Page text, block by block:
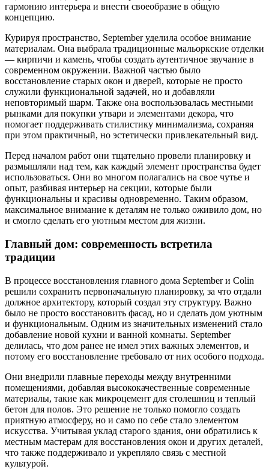
гармонию интерьера и внести своеобразие в общую
концепцию.
Курируя пространство, September уделила особое внимание
материалам. Она выбрала традиционные мальоркские отделки
— кирпичи и камень, чтобы создать аутентичное звучание в
современном окружении. Важной частью было
восстановление старых окон и дверей, которые не просто
служили функциональной задачей, но и добавляли
неповторимый шарм. Также она воспользовалась местными
рынками для покупки утвари и элементами декора, что
помогает поддерживать стилистику минимализма, сохраняя
при этом практичный, но эстетически привлекательный вид.
Перед началом работ они тщательно провели планировку и
размышляли над тем, как каждый элемент пространства будет
использоваться. Они во многом полагались на свое чутье и
опыт, разбивая интерьер на секции, которые были
функциональны и красивы одновременно. Таким образом,
максимальное внимание к деталям не только оживило дом, но
и смогло сделать его уютным местом для жизни.
Главный дом: современность встретила
традиции
В процессе восстановления главного дома September и Colin
решили сохранить первоначальную планировку, за что отдали
должное архитектору, который создал эту структуру. Важно
было не просто восстановить фасад, но и сделать дом уютным
и функциональным. Одним из значительных изменений стало
добавление новой кухни и ванной комнаты. September
делилась, что дом ранее не имел этих важных элементов, и
потому его восстановление требовало от них особого подхода.
Они внедрили плавные переходы между внутренними
помещениями, добавляя высококачественные современные
материалы, такие как микроцемент для столешниц и теплый
бетон для полов. Это решение не только помогло создать
приятную атмосферу, но и само по себе стало элементом
искусства. Учитывая уклад старого здания, они обратились к
местным мастерам для восстановления окон и других деталей,
что также поддерживало и укрепляло связь с местной
культурой.